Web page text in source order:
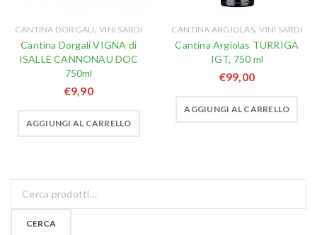
CANTINA DORGALI,VINI SARDI
Cantina Dorgali VIGNA di
ISALLE CANNONAU DOC
750ml
€9,90
AGGIUNGI AL CARRELLO
CANTINA ARGIOLAS,VINI SARDI
Cantina Argiolas TURRIGA
IGT, 750 ml
€99,00
AGGIUNGI AL CARRELLO
CERCA